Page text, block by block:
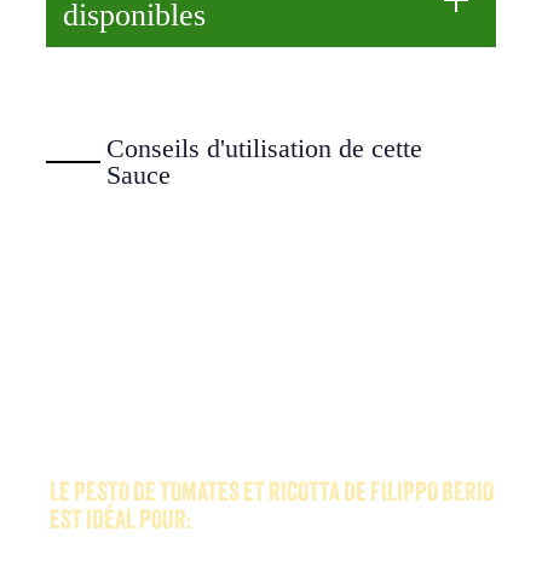
disponibles
Conseils d'utilisation de cette
Sauce
LE PESTO DE TOMATES ET RICOTTA DE FILIPPO BERIO
EST IDÉAL POUR: